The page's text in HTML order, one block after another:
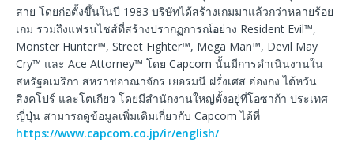
สาย โดยก่อตั้งขึ้นในปี 1983 บริษัทได้สร้างเกมมาแล้วกว่าหลายร้อย
เกม รวมถึงแฟรนไชส์ที่สร้างปรากฏการณ์อย่าง Resident Evil™,
Monster Hunter™, Street Fighter™, Mega Man™, Devil May
Cry™ และ Ace Attorney™ โดย Capcom นั้นมีการดำเนินงานใน
สหรัฐอเมริกา สหราชอาณาจักร เยอรมนี ฝรั่งเศส ฮ่องกง ไต้หวัน
สิงคโปร์ และโตเกียว โดยมีสำนักงานใหญ่ตั้งอยู่ที่โอซาก้า ประเทศ
ญี่ปุ่น สามารถดูข้อมูลเพิ่มเติมเกี่ยวกับ Capcom ได้ที่
https://www.capcom.co.jp/ir/english/